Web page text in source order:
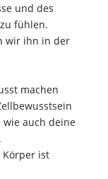
und des
fühlen.
wir ihn in der
machen
wie auch deine
Körper ist